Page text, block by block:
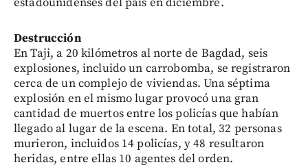
Destrucción
En Taji, a 20 kilómetros al norte de Bagdad, seis
explosiones, incluido un carrobomba, se registraron
cerca de un complejo de viviendas. Una séptima
explosión en el mismo lugar provocó una gran
cantidad de muertos entre los policías que habían
llegado al lugar de la escena. En total, 32 personas
murieron, incluidos 14 policías, y 48 resultaron
heridas, entre ellas 10 agentes del orden.